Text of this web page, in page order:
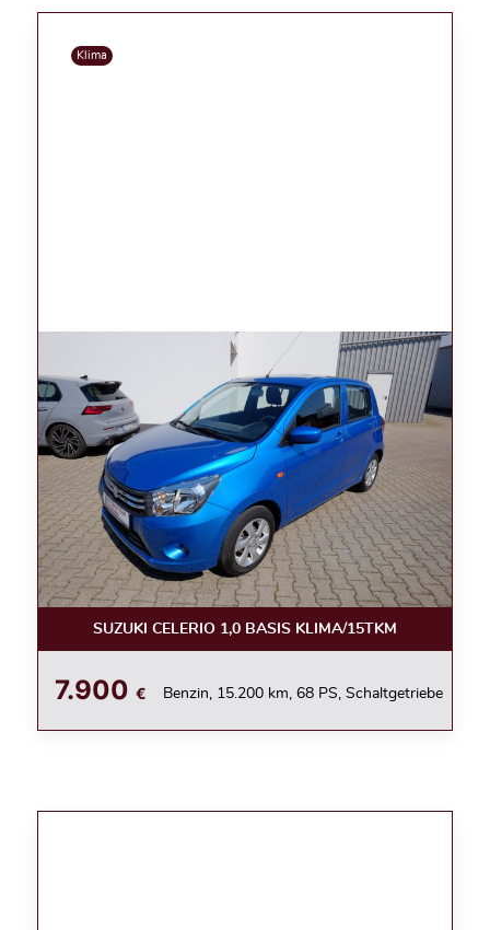
Klima
SUZUKI CELERIO 1,0 BASIS KLIMA/15TKM
7.900 € Benzin, 15.200 km, 68 PS, Schaltgetriebe